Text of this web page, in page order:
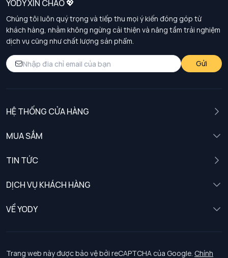
YODY XIN CHÀO 💖
Chúng tôi luôn quý trọng và tiếp thu mọi ý kiến đóng góp từ
khách hàng, nhằm không ngừng cải thiện và nâng tầm trải nghiệm
dịch vụ cũng như chất lượng sản phẩm.
Gửi
HỆ THỐNG CỬA HÀNG
MUA SẮM
TIN TỨC
DỊCH VỤ KHÁCH HÀNG
Chính sách khách hàng thân thiết
Chính sách bảo vệ dữ liệu cá nhân
VỀ YODY
Tuyển dụng
Trang web này được bảo vệ bởi reCAPTCHA của Google. Chính